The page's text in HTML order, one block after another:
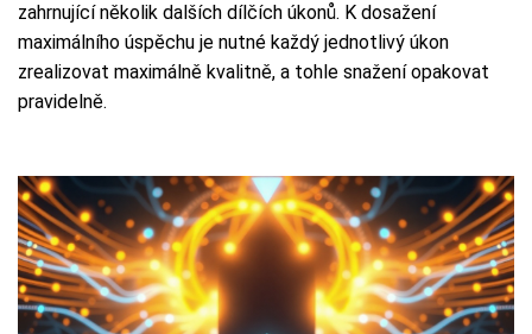
zahrnující několik dalších dílčích úkonů. K dosažení
maximálního úspěchu je nutné každý jednotlivý úkon
zrealizovat maximálně kvalitně, a tohle snažení opakovat
pravidelně.